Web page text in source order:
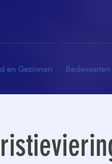
en Gezinnen Bedevaarten